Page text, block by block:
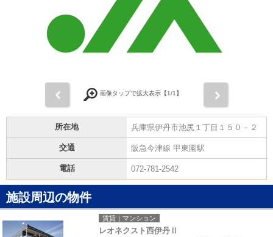
画像タップで拡大表示【1/1】
所在地 兵庫県伊丹市池尻１丁目１５０－２
交通 阪急今津線 甲東園駅
電話 072-781-2542
施設周辺の物件
賃貸｜マンション
レオネクスト西伊丹Ⅱ